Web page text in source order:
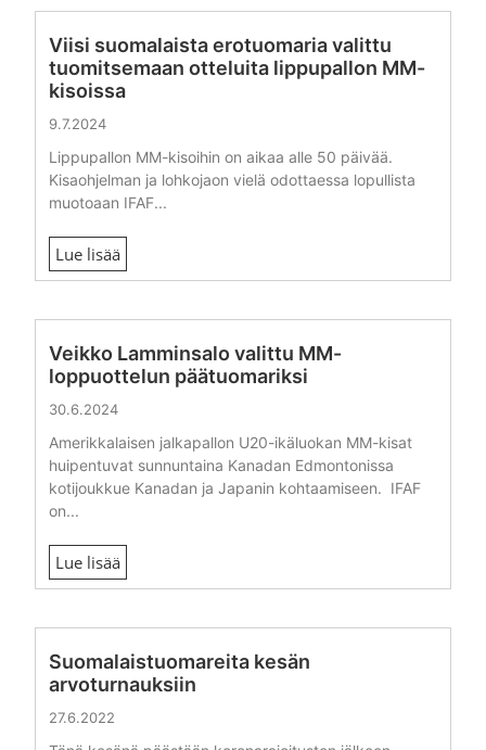
Viisi suomalaista erotuomaria valittu
tuomitsemaan otteluita lippupallon MM-
kisoissa
9.7.2024
Lippupallon MM-kisoihin on aikaa alle 50 päivää.
Kisaohjelman ja lohkojaon vielä odottaessa lopullista
muotoaan IFAF...
Lue lisää
Veikko Lamminsalo valittu MM-
loppuottelun päätuomariksi
30.6.2024
Amerikkalaisen jalkapallon U20-ikäluokan MM-kisat
huipentuvat sunnuntaina Kanadan Edmontonissa
kotijoukkue Kanadan ja Japanin kohtaamiseen. IFAF
on...
Lue lisää
Suomalaistuomareita kesän
arvoturnauksiin
27.6.2022